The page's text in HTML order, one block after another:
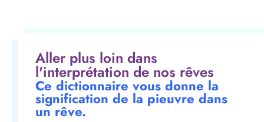
Aller plus loin dans
l'interprétation de nos rêves
Ce dictionnaire vous donne la
signification de la pieuvre dans
un rêve.